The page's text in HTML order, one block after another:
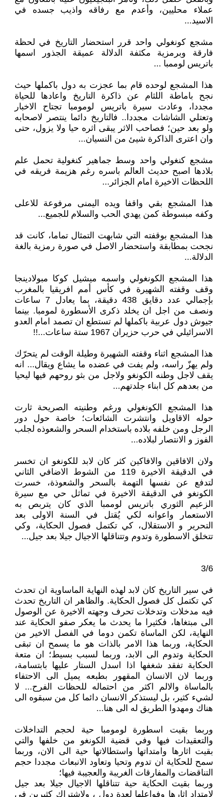
عملاء محليين، وأعدم مع رفاقه واذيب جسده في
الاسيد...
مشجع كونغولي واحد قرر استحضار التاريخ في لحظة
فارقة وبرمزية مكثفة الدلالة عميقة الجذور اسمها
باتريس لوممبا ...
هذا المشجع لوحده قام بما عجزت به دول باكملها حيث
نجح باماطة اللثام عن ذاكرة التاريخ واعادها للحياة
مجددا، وعادت سيرة باتريس لومومبا تجتاح الاخبار
وتعتلي الشاشات مجددا.. فالتاريخ دائما ينتصر لاصحابه
ولو بعد حين؛ فصاحب الاثر يبقى اثره حيا ولا يزول، حتى
وان اعترى الذاكرة شيئ من النسيان...
مشجع كنغولي واحد وسط جماهير كنغولية تحمل علم
بلادها اصبح حديث العالم باسره رغم هزيمة فريقه في
اللحظات الاخيرة امام الجزائر...
هذا المشجع بقي واقفا ويده اليمنى مرفوعة للاعلى
وكفه مبسوطة كمن يهدي الحب والسلام للجميع...
هذا المشجع بوقفته التي شابهت التمثال تماما، كانت قد
نجحت بمطابقة واستحضار الاصل في صورة رمزية بالغة
الدلالة...
هذا المشجع الكونغولي واسمه ميشيل كوكا مبولادينجا
وقف وقفته الشهيرة في كأس أمم افريقيا بالمغرب
بإجمالي عدد دقايق 438 دقيقة، بما يعادل 7 ساعات
ونصف من اجل ان يخلد ذكرى الأسطورة لمومبا. بينما
جيوش دول عربية باكملها لم تستطع ان تصمد امام العدو
الاسرائيلي في حرب حزيران 1967 ستة ساعات...!!
هذا المشجع اثناء وقفته الشهيرة وطيلة الوقت لم يتحرّك
ولم يهزّ راسه، ولم يفت في عضده ما يشاع ويقال... انه
يقف لاجل وطنه الكونغو ولاجل من بثو روحهم فيها ليحيا
من بعدهم كل ابناء جلدتهم...
هذا المشجع الكونغولي ورغم وطنيته الصريحة ثارت
حوله الاقاويل وانتشرت الشائعات؛ خاصة حول دور
الرجل ومن خلفه بلاده باستخدام السحر والشعوذه لجلب
الفوز و الانتصار لبلاده...
ولان الافاقين والافاكين كثر كان لابد للكونغو ان تخسر
في الدقيقة الاخيرة 119 من الشوط الاضافي الثاني
لتدفع عن نفسها التهمة بالسحر والشعوذة، خسرت
الكونغو في الدقيقة الاخيرة في تماثل حي مع سيرة
الزعيم الثوري باتريس لوممبا الذي كان يتربص به
الاستعمار واعوانه لكي يُقتل في السنة الاولى بعد
التحرير و الاستقلال، كي تكتمل فصول الحكاية، وكي
تتخلق الاسطورة وتدوم وتتناقلها الاجيال جيلا بعد جيل...
3/6
في سير التاريخ كان لابد لهذه النهاية الماساوية ان تحدث
كي تكتمل كل فصول الحكاية. والظاهر ان التاريخ تحدث
فيه مدخلات وتدخلات تحرف وجهته الاخيرة عن الوصول
الى مبتغاها، فكثيرا ما يحدث ما يعكر صفو الحكاية عند
النهاية، لكن الماساة تكمن دوما في الفصل الاخير من
الحكاية، وربما هذا الامر بالذات هو ما يسمح ان تبقى
الحكاية وتدوم الى الابد، وربما لسبب بسيط؛ ان متعة
الحكاية تفقد شغفها اذا اسدل الستار عليها بابتسامة،
وربما لان الانسان المقهور بطبعه يميل الى الاحتفاء
بالماساة والالم اكثر من احتماله للحظات الفرح... لا
لشيء كثير، بل ليستذكر الانسان دائما كل من سبقوه الى
هناك ومهدوا الطريق له الى هنا...
وربما بقيت اسطورة لومومبا حية لحجم التداخلات
والتعقيدات فيها وفي قضية الكونغو من خلفها والتي
بقيت اثارها وامتداتها واستطالاتها حية الى الان، وربما
سمح للحكاية ان تدوم وتحيا وتعاود الانبعاث مجددا حجم
التناقضات والمفارقات الغريبة والعجيبة فيها؛
وربما بقيت الحكاية حية تتناقلها الاجيال جيلا بعد جيل
لامتداد اثارها وفواعلها لعدة دول ، ولاشتراك كثيرين في